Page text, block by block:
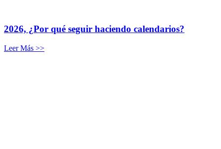
2026, ¿Por qué seguir haciendo calendarios?
Leer Más >>